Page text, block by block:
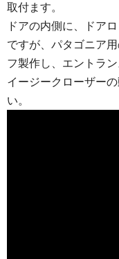
取付ます。
ドアの内側に、ドア
ですが、パタゴニア
フ製作し、エントラ
イージークローザー
い。